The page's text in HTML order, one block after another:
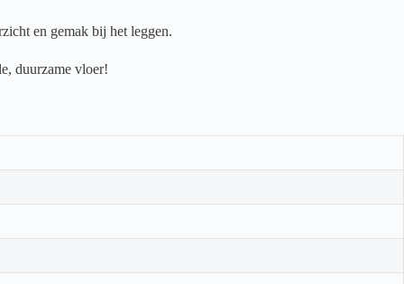
en gemak bij het leggen.
duurzame vloer!